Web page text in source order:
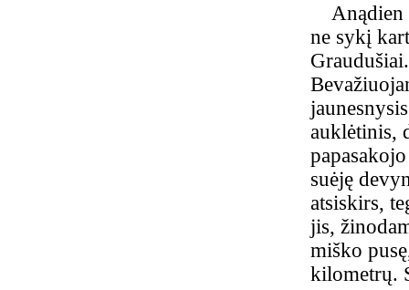
Anądien
ne sykį
auklėtinis,
suėję
atsiskirs,
jis,
miško
kilometrų.